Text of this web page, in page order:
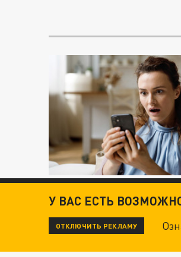
У ВАС ЕСТЬ
ОТКЛЮЧИТЬ РЕКЛАМУ